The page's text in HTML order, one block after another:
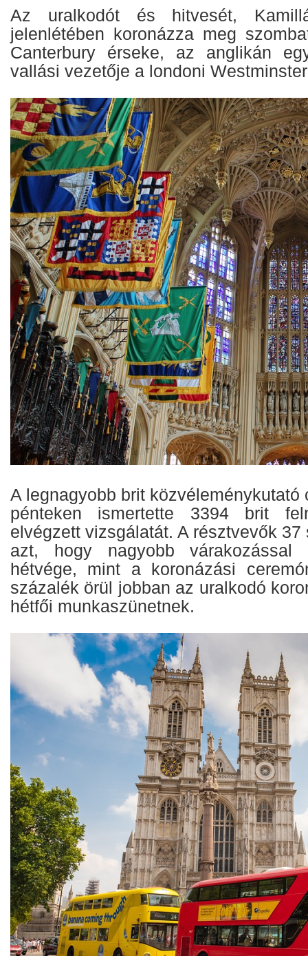
Az uralkodót és hitvesét,
jelenlétében koronázza meg
Canterbury érseke, az anglikán
vallási vezetője a londoni
A legnagyobb brit közvéleménykutató
pénteken ismertette 3394 brit
elvégzett vizsgálatát. A résztvevők
azt, hogy nagyobb
hétvége, mint a koronázási
százalék örül jobban az uralkodó
hétfői munkaszünetnek.